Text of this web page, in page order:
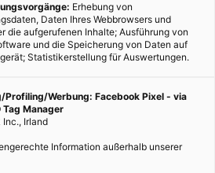
Erhebung von
Daten Ihres Webbrowsers und
die aufgerufenen Inhalte; Ausführung von
und die Speicherung von Daten auf
Statistikerstellung für Auswertungen.
Profiling/Werbung: Facebook Pixel - via
Tag Manager
Inc., Irland
Information außerhalb unserer